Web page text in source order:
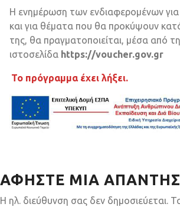
Η ενημέρωση των ενδιαφερομένων
και για θέματα που θα προκύψουν
της, θα πραγματοποιείται, μέσα από
ιστοσελίδα https://voucher.gov.gr
Το πρόγραμμα έχει λήξει.
ΑΦΉΣΤΕ ΜΙΑ
Η ηλ. διεύθυνση σας δεν δημοσιεύεται.